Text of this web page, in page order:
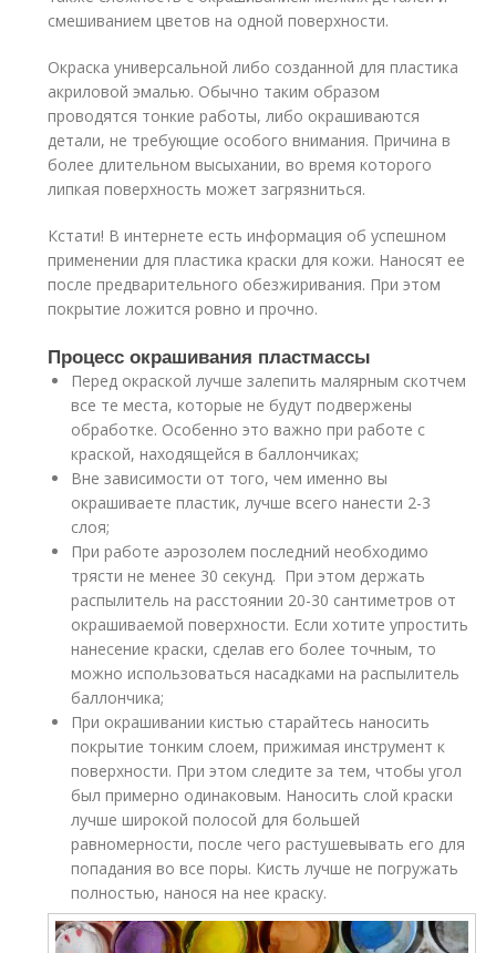
смешиванием цветов на одной поверхности.
Окраска универсальной либо созданной для пластика
акриловой эмалью. Обычно таким образом
проводятся тонкие работы, либо окрашиваются
детали, не требующие особого внимания. Причина в
более длительном высыхании, во время которого
липкая поверхность может загрязниться.
Кстати! В интернете есть информация об успешном
применении для пластика краски для кожи. Наносят ее
после предварительного обезжиривания. При этом
покрытие ложится ровно и прочно.
Процесс окрашивания пластмассы
Перед окраской лучше залепить малярным скотчем
все те места, которые не будут подвержены
обработке. Особенно это важно при работе с
краской, находящейся в баллончиках;
Вне зависимости от того, чем именно вы
окрашиваете пластик, лучше всего нанести 2-3
слоя;
При работе аэрозолем последний необходимо
трясти не менее 30 секунд. При этом держать
распылитель на расстоянии 20-30 сантиметров от
окрашиваемой поверхности. Если хотите упростить
нанесение краски, сделав его более точным, то
можно использоваться насадками на распылитель
баллончика;
При окрашивании кистью старайтесь наносить
покрытие тонким слоем, прижимая инструмент к
поверхности. При этом следите за тем, чтобы угол
был примерно одинаковым. Наносить слой краски
лучше широкой полосой для большей
равномерности, после чего растушевывать его для
попадания во все поры. Кисть лучше не погружать
полностью, нанося на нее краску.